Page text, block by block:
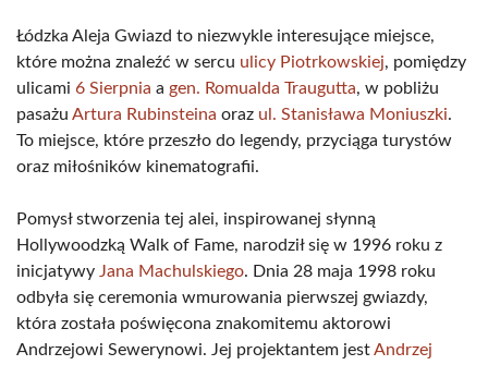
Łódzka Aleja Gwiazd to niezwykle interesujące miejsce,
które można znaleźć w sercu ulicy Piotrkowskiej, pomiędzy
ulicami 6 Sierpnia a gen. Romualda Traugutta, w pobliżu
pasażu Artura Rubinsteina oraz ul. Stanisława Moniuszki.
To miejsce, które przeszło do legendy, przyciąga turystów
oraz miłośników kinematografii.
Pomysł stworzenia tej alei, inspirowanej słynną
Hollywoodzką Walk of Fame, narodził się w 1996 roku z
inicjatywy Jana Machulskiego. Dnia 28 maja 1998 roku
odbyła się ceremonia wmurowania pierwszej gwiazdy,
która została poświęcona znakomitemu aktorowi
Andrzejowi Sewerynowi. Jej projektantem jestAndrzej